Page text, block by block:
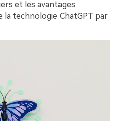
et les avantages
technologie ChatGPT par